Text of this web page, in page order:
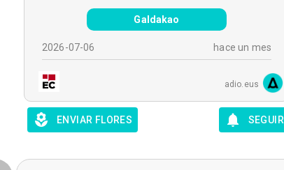
Galdakao
2026-07-06 hace un mes
adio.eus
ENVIAR FLORES SEGUIR